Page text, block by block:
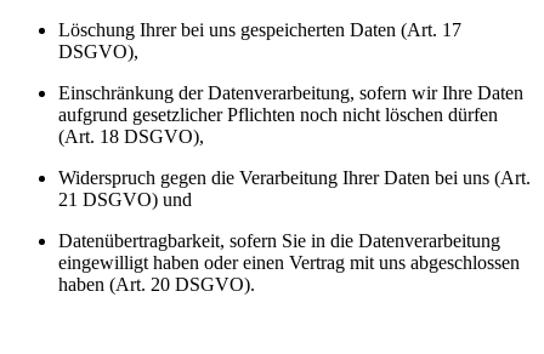
Löschung Ihrer bei uns gespeicherten Daten (Art. 17
DSGVO),
Einschränkung der Datenverarbeitung, sofern wir Ihre Daten
aufgrund gesetzlicher Pflichten noch nicht löschen dürfen
(Art. 18 DSGVO),
Widerspruch gegen die Verarbeitung Ihrer Daten bei uns (Art.
21 DSGVO) und
Datenübertragbarkeit, sofern Sie in die Datenverarbeitung
eingewilligt haben oder einen Vertrag mit uns abgeschlossen
haben (Art. 20 DSGVO).